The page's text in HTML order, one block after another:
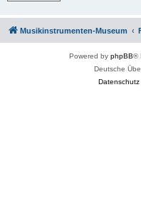
Musikinstrumenten-Museum
Powered by phpBB®
Deutsche
Datenschutz